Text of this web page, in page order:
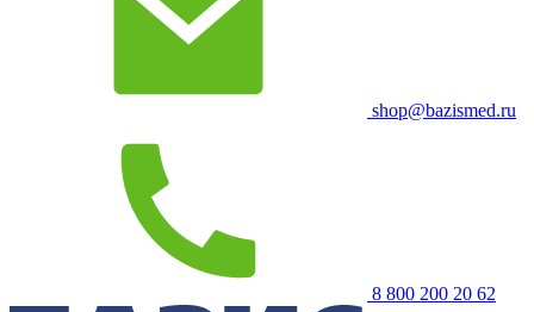
shop@bazismed.ru
8 800 200 20 62